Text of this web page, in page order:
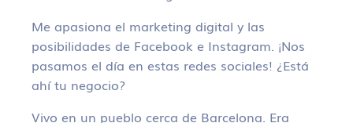
Me apasiona el marketing digital y las
posibilidades de Facebook e Instagram. ¡Nos
pasamos el día en estas redes sociales! ¿Está
ahí tu negocio?
Vivo en un pueblo cerca de Barcelona. Era